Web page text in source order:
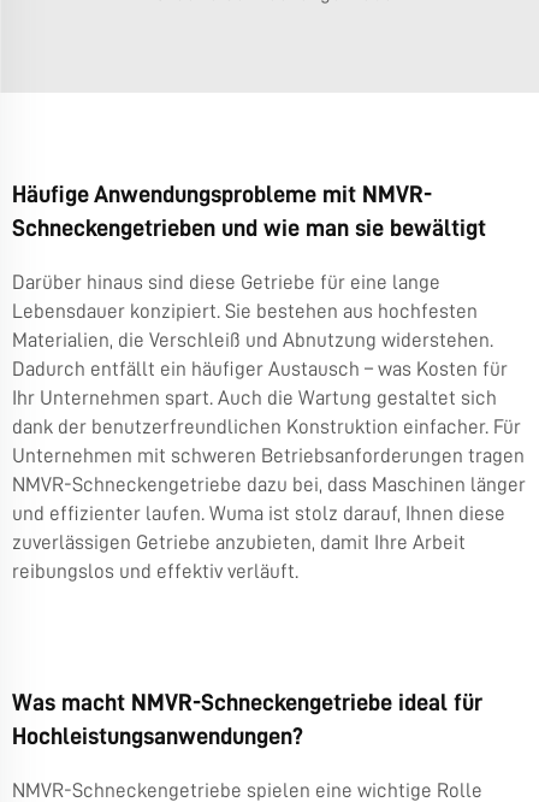
Häufige Anwendungsprobleme mit NMVR-
Schneckengetrieben und wie man sie bewältigt
Darüber hinaus sind diese Getriebe für eine lange
Lebensdauer konzipiert. Sie bestehen aus hochfesten
Materialien, die Verschleiß und Abnutzung widerstehen.
Dadurch entfällt ein häufiger Austausch – was Kosten für
Ihr Unternehmen spart. Auch die Wartung gestaltet sich
dank der benutzerfreundlichen Konstruktion einfacher. Für
Unternehmen mit schweren Betriebsanforderungen tragen
NMVR-Schneckengetriebe dazu bei, dass Maschinen länger
und effizienter laufen. Wuma ist stolz darauf, Ihnen diese
zuverlässigen Getriebe anzubieten, damit Ihre Arbeit
reibungslos und effektiv verläuft.
Was macht NMVR-Schneckengetriebe ideal für
Hochleistungsanwendungen?
NMVR-Schneckengetriebe spielen eine wichtige Rolle